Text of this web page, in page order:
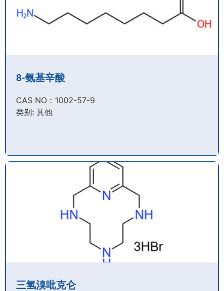
8-氨基辛酸
CAS NO：1002-57-9​
类别: 其他
三氢溴吡克仑